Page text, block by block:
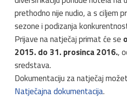
prethodno nije nudio, a s ciljem
sezone i podizanja
Prijave na natječaj primat će se
2015. do 31. prosinca 2016.,
sredstava.
Dokumentaciju za natječaj
Natječajna dokumentacija.